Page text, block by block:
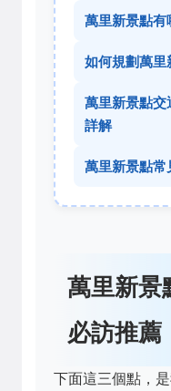
萬里新景點有
如何規劃萬里
萬里新景點交
詳解
萬里新景點常
萬里新景
必訪推薦
下面這三個點，